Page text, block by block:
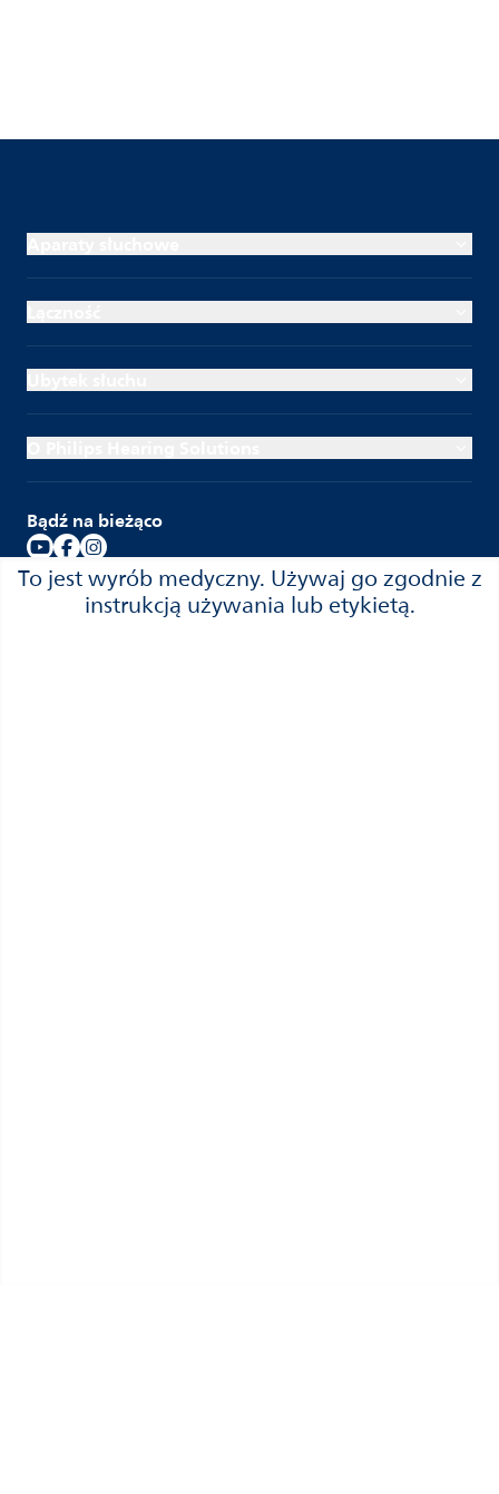
Aparaty słuchowe
Łączność
Ubytek słuchu
O Philips Hearing Solutions
Bądź na bieżąco
Wybierz kraj
To jest wyrób medyczny. Używaj go zgodnie z
instrukcją używania lub etykietą.